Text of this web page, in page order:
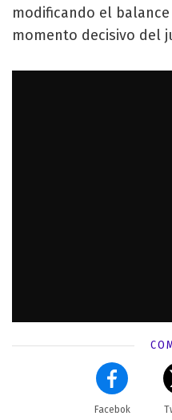
modificando el
momento decisivo del
Facebok